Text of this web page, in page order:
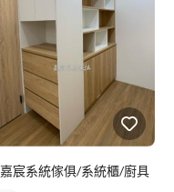
嘉宸系統傢俱/系統櫃/廚具